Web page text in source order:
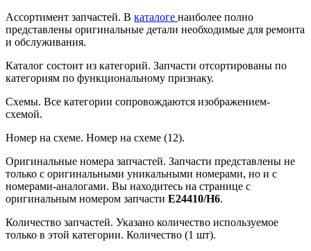
Ассортимент запчастей. В каталоге наиболее полно
представлены оригинальные детали необходимые для ремонта
и обслуживания.
Каталог состоит из категорий. Запчасти отсортированы по
категориям по функциональному признаку.
Схемы. Все категории сопровождаются изображением-
схемой.
Номер на схеме. Номер на схеме (12).
Оригинальные номера запчастей. Запчасти представлены не
только с оригинальными уникальными номерами, но и с
номерами-аналогами. Вы находитесь на странице с
оригинальным номером запчасти E24410/H6.
Количество запчастей. Указано количество используемое
только в этой категории. Количество (1 шт).